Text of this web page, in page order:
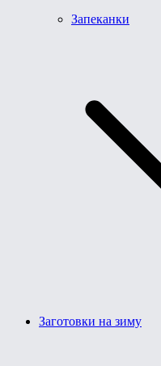
Запеканки
Заготовки на зиму